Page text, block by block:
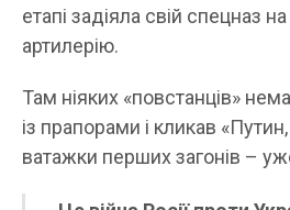
етапі задіяла свій спецназ
артилерію.
Там ніяких «повстанців»
із прапорами і кликав
ватажки перших загонів –